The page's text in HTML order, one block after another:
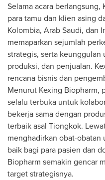
Selama acara
para tamu dan klien asing
Kolombia, Arab Saudi, dan
memaparkan sejumlah
strategis, serta keunggulan
produksi, dan penjualan.
rencana bisnis dan
Menurut Kexing Biopharm,
selalu terbuka untuk
bekerja sama dengan
terbaik asal Tiongkok.
menghadirkan obat-
baik bagi para pasien dan
Biopharm semakin gencar
target strategisnya.